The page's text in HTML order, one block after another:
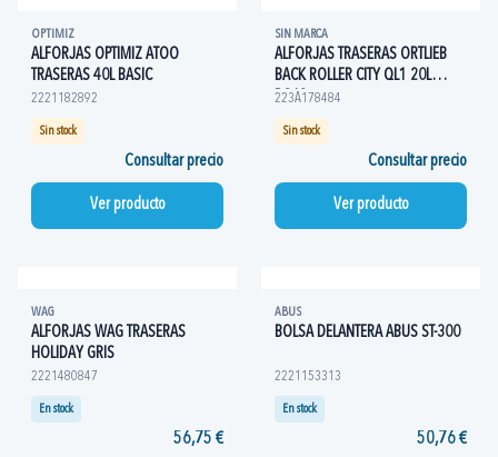
OPTIMIZ
ALFORJAS OPTIMIZ ATOO
TRASERAS 40L BASIC
2221182892
Sin stock
Consultar precio
Ver producto
SIN MARCA
ALFORJAS TRASERAS ORTLIEB
BACK ROLLER CITY QL1 20L
ROJO
223A178484
Sin stock
Consultar precio
Ver producto
WAG
ALFORJAS WAG TRASERAS
HOLIDAY GRIS
2221480847
En stock
56,75 €
ABUS
BOLSA DELANTERA ABUS ST-300
2221153313
En stock
50,76 €